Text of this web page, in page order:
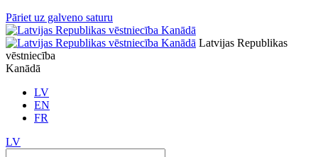
Pāriet uz galveno saturu
Latvijas Republikas
vēstniecība
Kanādā
LV
EN
FR
LV